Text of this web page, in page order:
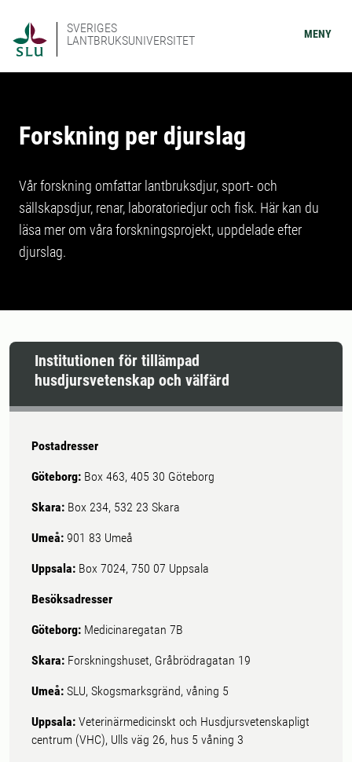
SVERIGES
LANTBRUKSUNIVERSITET
MENY
Forskning per djurslag
Vår forskning omfattar lantbruksdjur, sport- och
sällskapsdjur, renar, laboratoriedjur och fisk. Här kan du
läsa mer om våra forskningsprojekt, uppdelade efter
djurslag.
Institutionen för tillämpad
husdjursvetenskap och välfärd
Postadresser
Göteborg: Box 463, 405 30 Göteborg
Skara: Box 234, 532 23 Skara
Umeå: 901 83 Umeå
Uppsala: Box 7024, 750 07 Uppsala
Besöksadresser
Göteborg: Medicinaregatan 7B
Skara: Forskningshuset, Gråbrödragatan 19
Umeå: SLU, Skogsmarksgränd, våning 5
Uppsala: Veterinärmedicinskt och Husdjursvetenskapligt
centrum (VHC), Ulls väg 26, hus 5 våning 3